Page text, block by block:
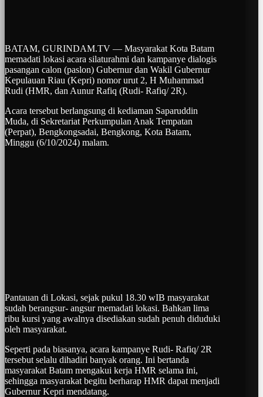
BATAM, GURINDAM.TV — Masyarakat Kota Batam
memadati lokasi acara silaturahmi dan kampanye dialogis
pasangan calon (paslon) Gubernur dan Wakil Gubernur
Kepulauan Riau (Kepri) nomor urut 2, H Muhammad
Rudi (HMR, dan Aunur Rafiq (Rudi- Rafiq/ 2R).
Acara tersebut berlangsung di kediaman Saparuddin
Muda, di Sekretariat Perkumpulan Anak Tempatan
(Perpat), Bengkongsadai, Bengkong, Kota Batam,
Minggu (6/10/2024) malam.
Pantauan di Lokasi, sejak pukul 18.30 wIB masyarakat
sudah berangsur- angsur memadati lokasi. Bahkan lima
ribu kursi yang awalnya disediakan sudah penuh diduduki
oleh masyarakat.
Seperti pada biasanya, acara kampanye Rudi- Rafiq/ 2R
tersebut selalu dihadiri banyak orang. Ini bertanda
masyarakat Batam mengakui kerja HMR selama ini,
sehingga masyarakat begitu berharap HMR dapat menjadi
Gubernur Kepri mendatang.